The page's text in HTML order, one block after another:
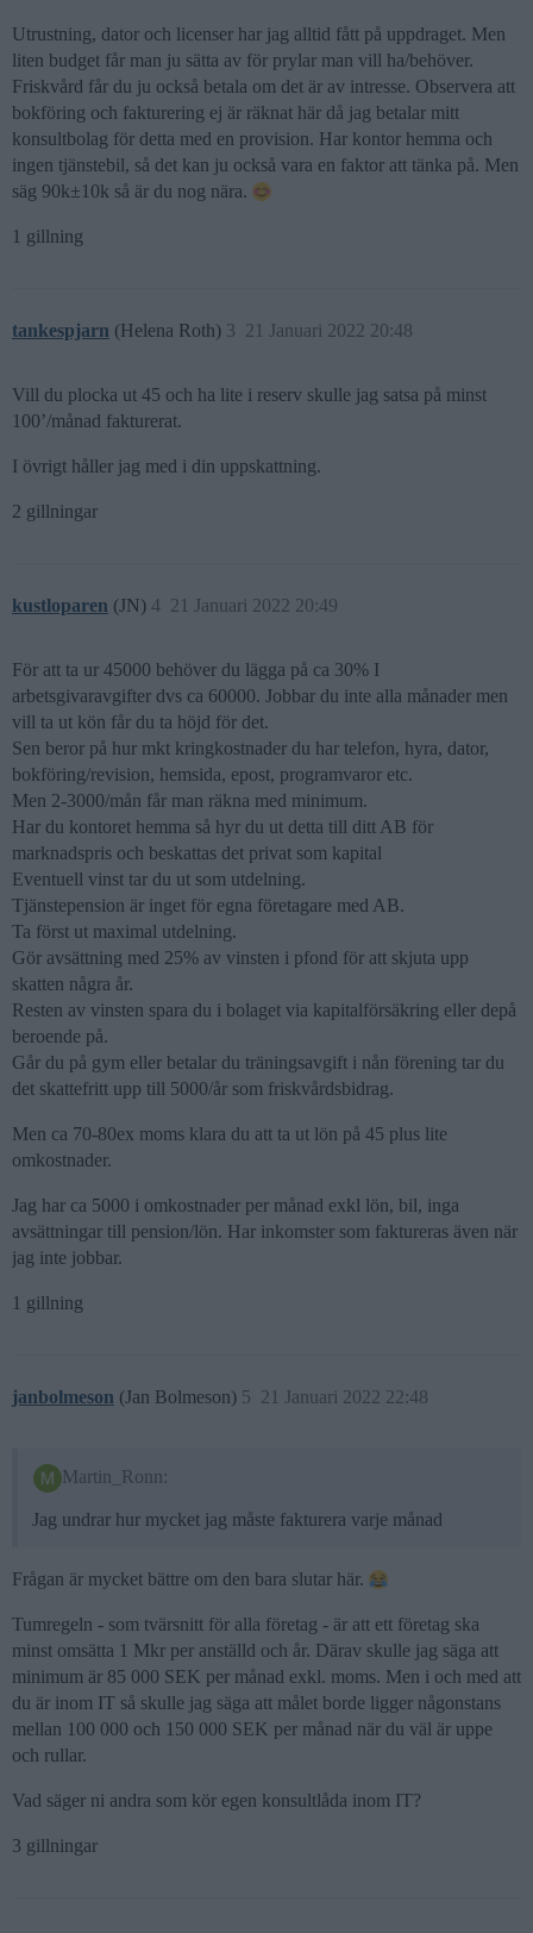
Utrustning, dator och licenser har jag alltid fått på uppdraget. Men
liten budget får man ju sätta av för prylar man vill ha/behöver.
Friskvård får du ju också betala om det är av intresse. Observera att
bokföring och fakturering ej är räknat här då jag betalar mitt
konsultbolag för detta med en provision. Har kontor hemma och
ingen tjänstebil, så det kan ju också vara en faktor att tänka på. Men
säg 90k±10k så är du nog nära.
1 gillning
tankespjarn (Helena Roth) 21 Januari 2022 20:48
3
Vill du plocka ut 45 och ha lite i reserv skulle jag satsa på minst
100’/månad fakturerat.
I övrigt håller jag med i din uppskattning.
2 gillningar
kustloparen (JN) 21 Januari 2022 20:49
4
För att ta ur 45000 behöver du lägga på ca 30% I
arbetsgivaravgifter dvs ca 60000. Jobbar du inte alla månader men
vill ta ut kön får du ta höjd för det.
Sen beror på hur mkt kringkostnader du har telefon, hyra, dator,
bokföring/revision, hemsida, epost, programvaror etc.
Men 2-3000/mån får man räkna med minimum.
Har du kontoret hemma så hyr du ut detta till ditt AB för
marknadspris och beskattas det privat som kapital
Eventuell vinst tar du ut som utdelning.
Tjänstepension är inget för egna företagare med AB.
Ta först ut maximal utdelning.
Gör avsättning med 25% av vinsten i pfond för att skjuta upp
skatten några år.
Resten av vinsten spara du i bolaget via kapitalförsäkring eller depå
beroende på.
Går du på gym eller betalar du träningsavgift i nån förening tar du
det skattefritt upp till 5000/år som friskvårdsbidrag.
Men ca 70-80ex moms klara du att ta ut lön på 45 plus lite
omkostnader.
Jag har ca 5000 i omkostnader per månad exkl lön, bil, inga
avsättningar till pension/lön. Har inkomster som faktureras även när
jag inte jobbar.
1 gillning
janbolmeson (Jan Bolmeson) 21 Januari 2022 22:48
5
Martin_Ronn:
Jag undrar hur mycket jag måste fakturera varje månad
Frågan är mycket bättre om den bara slutar här.
Tumregeln - som tvärsnitt för alla företag - är att ett företag ska
minst omsätta 1 Mkr per anställd och år. Därav skulle jag säga att
minimum är 85 000 SEK per månad exkl. moms. Men i och med att
du är inom IT så skulle jag säga att målet borde ligger någonstans
mellan 100 000 och 150 000 SEK per månad när du väl är uppe
och rullar.
Vad säger ni andra som kör egen konsultlåda inom IT?
3 gillningar